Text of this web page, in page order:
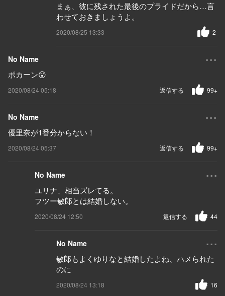
まぁ、彼に残された最後のプライドだから…言
わせておきましょうよ。
2020/08/25 13:33 2
No Name ...
ポカーン😮
2020/08/24 05:18 99+
返信する
No Name ...
優里奈が1番分からない！
2020/08/24 05:37 99+
返信する
No Name ...
ユリナ、相当ズレてる。
フツー敏郎とは結婚しない。
2020/08/24 12:50 44
返信する
No Name ...
敏郎もよくゆりなと結婚したよね、ハメられた
のに
2020/08/24 13:18 16